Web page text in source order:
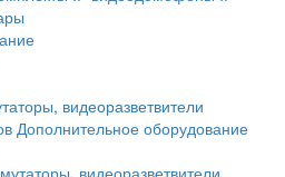
видеоразветвители
Дополнительное оборудование